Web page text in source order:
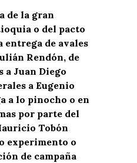
de la gran
o del pacto
entrega de avales
Rendón, de
a Juan Diego
a Eugenio
a lo pinocho o en
por parte del
Tobón
experimento o
de campaña